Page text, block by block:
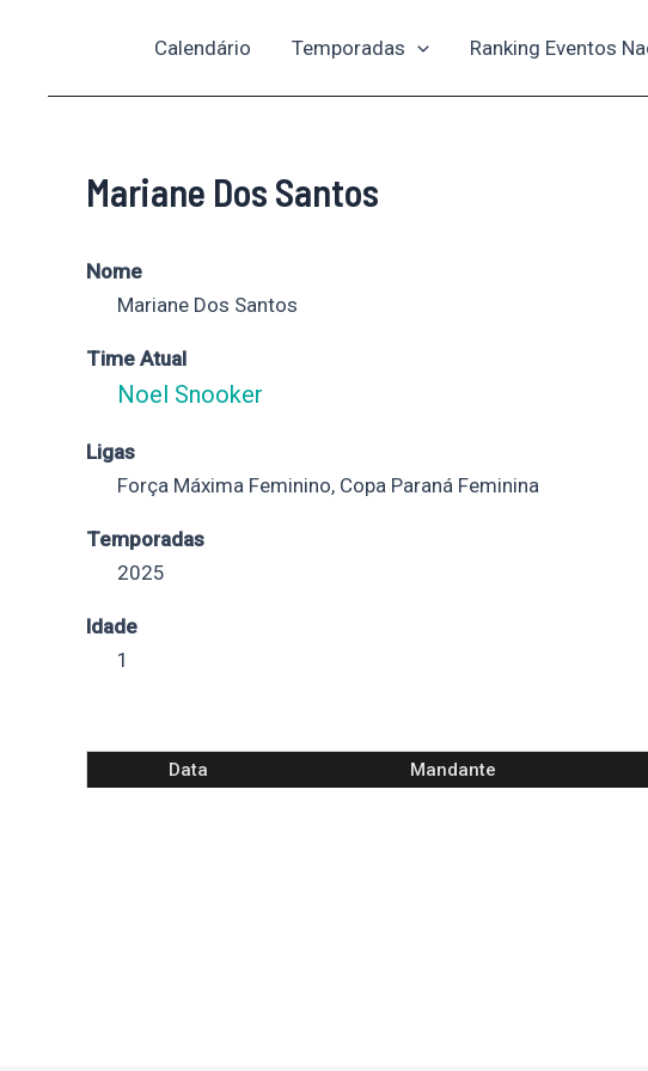
Calendário Temporadas Ranking Eventos
Mariane Dos Santos
Nome
Mariane Dos Santos
Time Atual
Noel Snooker
Ligas
Força Máxima Feminino, Copa Paraná Feminina
Temporadas
2025
Idade
1
Data Mandante